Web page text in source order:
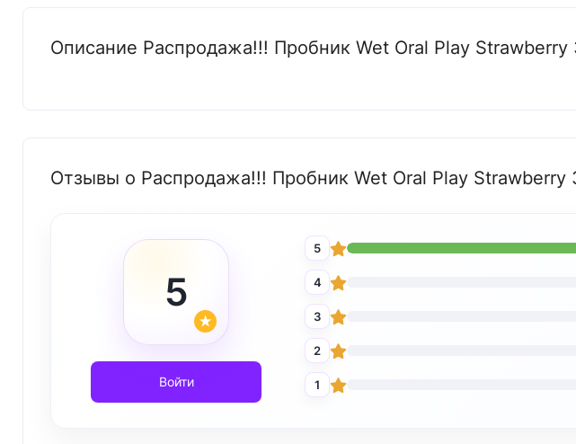
Описание Распродажа!!! Пробник Wet Oral Play
Отзывы о Распродажа!!! Пробник Wet Oral Play Strawberry
5
Войти
5
4
3
2
1